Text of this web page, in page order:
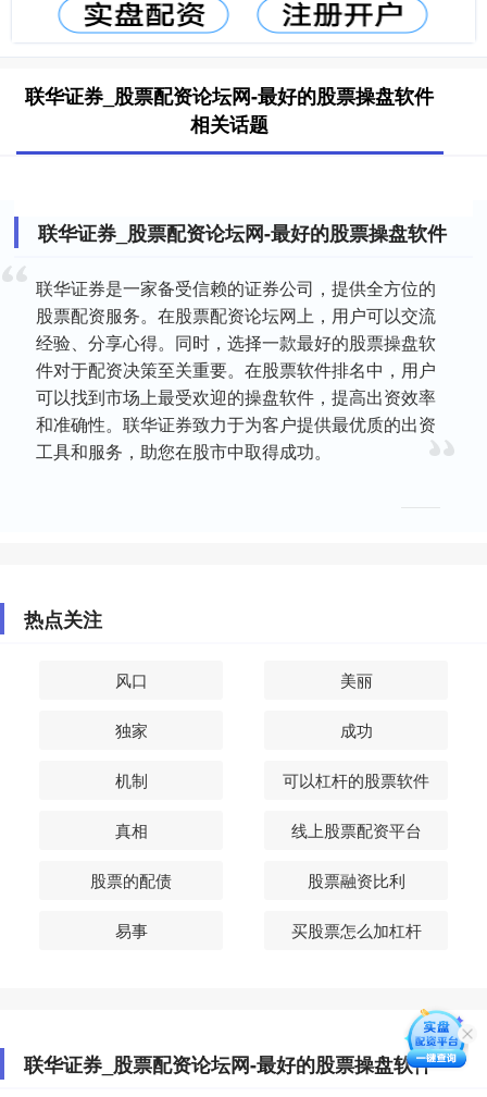
联华证券_股票配资论坛网-最好的股票操盘软件
相关话题
联华证券_股票配资论坛网-最好的股票操盘软件
联华证券是一家备受信赖的证券公司，提供全方位的
股票配资服务。在股票配资论坛网上，用户可以交流
经验、分享心得。同时，选择一款最好的股票操盘软
件对于配资决策至关重要。在股票软件排名中，用户
可以找到市场上最受欢迎的操盘软件，提高出资效率
和准确性。联华证券致力于为客户提供最优质的出资
工具和服务，助您在股市中取得成功。
热点关注
风口 美丽
独家 成功
机制 可以杠杆的股票软件
真相 线上股票配资平台
股票的配债 股票融资比利
易事 买股票怎么加杠杆
联华证券_股票配资论坛网-最好的股票操盘软件